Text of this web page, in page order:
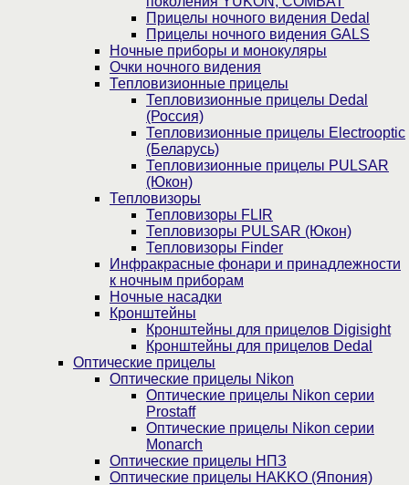
Прицелы ночного видения Dedal
Прицелы ночного видения GALS
Ночные приборы и монокуляры
Очки ночного видения
Тепловизионные прицелы
Тепловизионные прицелы Dedal
(Россия)
Тепловизионные прицелы Electrooptic
(Беларусь)
Тепловизионные прицелы PULSAR
(Юкон)
Тепловизоры
Тепловизоры FLIR
Тепловизоры PULSAR (Юкон)
Тепловизоры Finder
Инфракрасные фонари и принадлежности
к ночным приборам
Ночные насадки
Кронштейны
Кронштейны для прицелов Digisight
Кронштейны для прицелов Dedal
Оптические прицелы
Оптические прицелы Nikon
Оптические прицелы Nikon серии
Prostaff
Оптические прицелы Nikon серии
Monarch
Оптические прицелы НПЗ
Оптические прицелы HAKKO (Япония)